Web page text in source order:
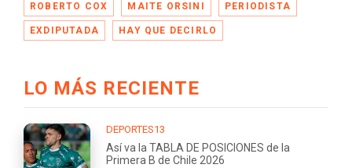
ROBERTO COX MAITE ORSINI PERIODISTA
EXDIPUTADA HAY QUE DECIRLO
LO MÁS RECIENTE
DEPORTES13
Así va la TABLA DE POSICIONES de la
Primera B de Chile 2026